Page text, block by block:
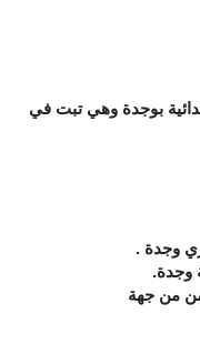
الابتدائية بوجدة وهي تبت في
وجدة.
جهة